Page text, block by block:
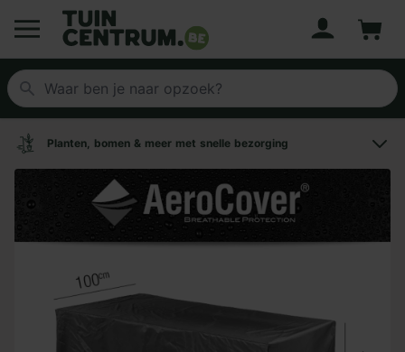
Logo Tuincentrum.be
Planten, bomen & meer met snelle bezorging